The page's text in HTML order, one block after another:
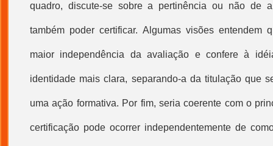
quadro, discute-se sobre a pertinência ou não de
também poder certificar. Algumas visões entendem
maior independência da avaliação e confere à
identidade mais clara, separando-a da titulação que
uma ação formativa. Por fim, seria coerente com o
certificação pode ocorrer independentemente de